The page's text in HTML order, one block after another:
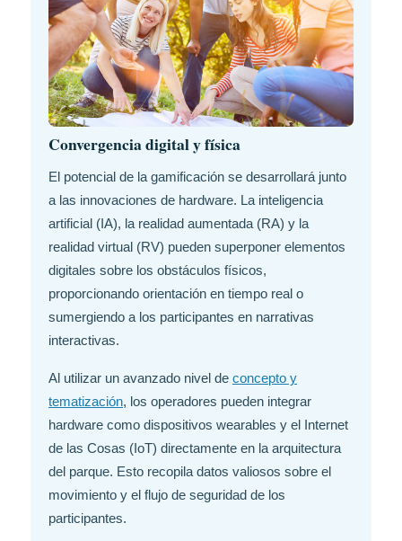
Convergencia digital y física
El potencial de la gamificación se desarrollará junto
a las innovaciones de hardware. La inteligencia
artificial (IA), la realidad aumentada (RA) y la
realidad virtual (RV) pueden superponer elementos
digitales sobre los obstáculos físicos,
proporcionando orientación en tiempo real o
sumergiendo a los participantes en narrativas
interactivas.
Al utilizar un avanzado nivel de concepto y
tematización, los operadores pueden integrar
hardware como dispositivos wearables y el Internet
de las Cosas (IoT) directamente en la arquitectura
del parque. Esto recopila datos valiosos sobre el
movimiento y el flujo de seguridad de los
participantes.